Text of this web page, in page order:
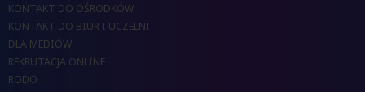
KONTAKT DO OŚRODKÓW
KONTAKT DO BIUR I UCZELNI
DLA MEDIÓW
REKRUTACJA ONLINE
RODO